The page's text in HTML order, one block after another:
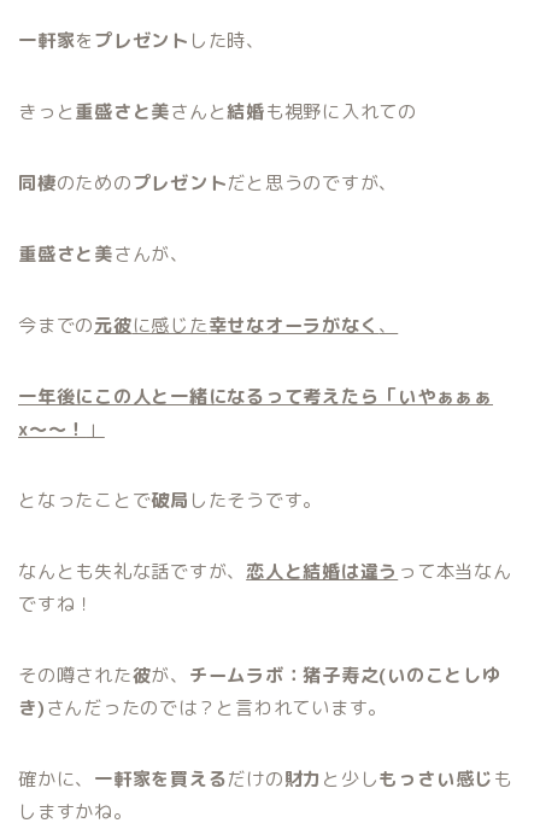
一軒家をプレゼント した時、
きっと重盛さと美さんと結婚も視野に入れての
同棲のためのプレゼントだと思うのですが、
重盛さと美さんが、
今までの元彼に感じた幸せなオーラがなく 、
一年後にこの人と一緒になるって考えたら「いやぁぁぁ
x〜〜！
」
となったことで破局 したそうです。
なんとも失礼な話ですが、恋人と結婚は違う って本当なん
ですね！
その噂された彼が、 チームラボ：猪子寿之(いのことしゆ
き)さんだったのでは？と言われています。
確かに、 一軒家を買えるだけの財力 と少しもっさい感じも
しますかね。